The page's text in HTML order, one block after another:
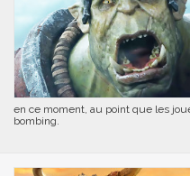
en ce moment, au point que les
bombing.